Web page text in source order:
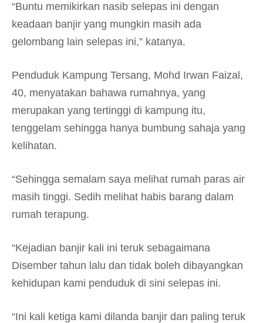
“Buntu memikirkan nasib selepas ini dengan
keadaan banjir yang mungkin masih ada
gelombang lain selepas ini,” katanya.
Penduduk Kampung Tersang, Mohd Irwan Faizal,
40, menyatakan bahawa rumahnya, yang
merupakan yang tertinggi di kampung itu,
tenggelam sehingga hanya bumbung sahaja yang
kelihatan.
“Sehingga semalam saya melihat rumah paras air
masih tinggi. Sedih melihat habis barang dalam
rumah terapung.
“Kejadian banjir kali ini teruk sebagaimana
Disember tahun lalu dan tidak boleh dibayangkan
kehidupan kami penduduk di sini selepas ini.
“Ini kali ketiga kami dilanda banjir dan paling teruk